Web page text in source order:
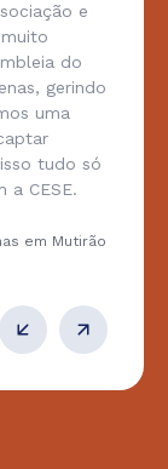
e
do
gerindo
uma
tudo só
a CESE.
em Mutirão